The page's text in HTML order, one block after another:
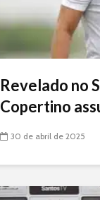
Revelado no
Copertino
30 de abril de 2025